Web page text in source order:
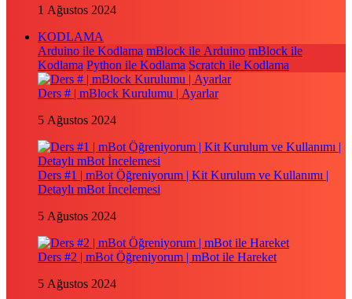
1 Ağustos 2024
KODLAMA
Arduino ile Kodlama mBlock ile Arduino mBlock ile
Kodlama Python ile Kodlama Scratch ile Kodlama
Ders # | mBlock Kurulumu | Ayarlar
5 Ağustos 2024
Ders #1 | mBot Öğreniyorum | Kit Kurulum ve Kullanımı |
Detaylı mBot İncelemesi
5 Ağustos 2024
Ders #2 | mBot Öğreniyorum | mBot ile Hareket
5 Ağustos 2024